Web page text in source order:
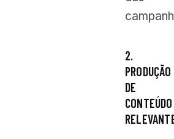
2.
PRODUÇÃO
DE
CONTEÚDO